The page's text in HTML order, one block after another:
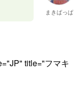
まきばっぱ
title="フマキ